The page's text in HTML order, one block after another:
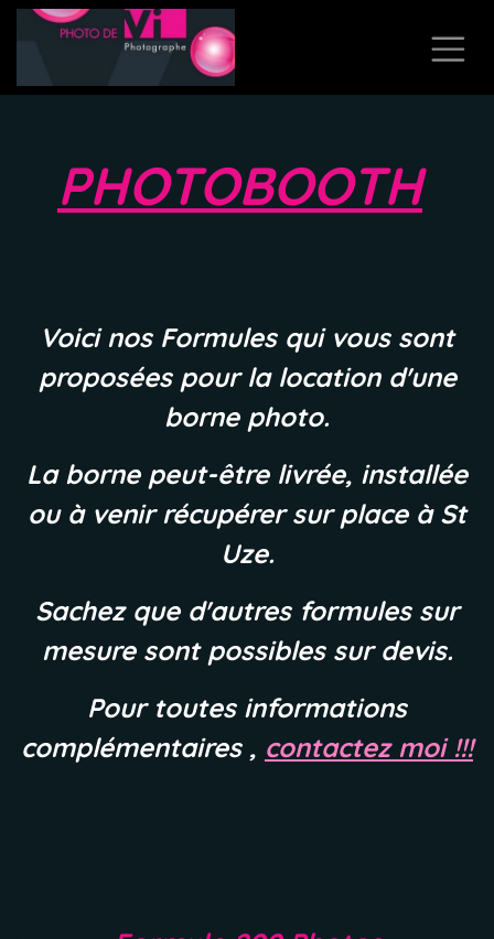
Se rendre au contenu
PHOTOBOOTH
Voici nos Formules qui vous sont
proposées pour la location d'une
borne photo.
La borne peut-être livrée, installée
ou à venir récupérer sur place à St
Uze.
Sachez que d'autres formules sur
mesure sont possibles sur devis.
Pour toutes informations
complémentaires , contactez moi !!!